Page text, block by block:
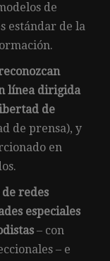
de
estándar de la
línea dirigida
de
de prensa), y
en
redes
especiales
– con
– e